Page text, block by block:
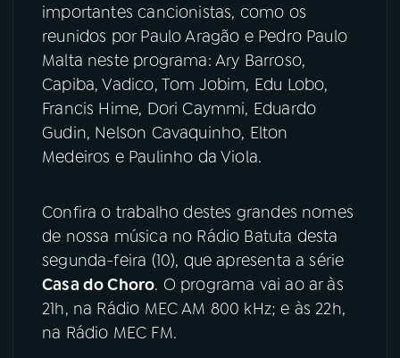
06VIDEOCASTS
ÚLTIMAS
08PRÊMIO RÁDIO MEC
YouTube Facebook
Instagram X
TikTok
importantes cancionistas, como os
reunidos por Paulo Aragão e Pedro Paulo
Malta neste programa: Ary Barroso,
Capiba, Vadico, Tom Jobim, Edu Lobo,
Francis Hime, Dori Caymmi, Eduardo
Gudin, Nelson Cavaquinho, Elton
Medeiros e Paulinho da Viola.
Confira o trabalho destes grandes nomes
de nossa música no Rádio Batuta desta
segunda-feira (10), que apresenta a série
Casa do Choro. O programa vai ao ar às
21h, na Rádio MEC AM 800 kHz; e às 22h,
na Rádio MEC FM.